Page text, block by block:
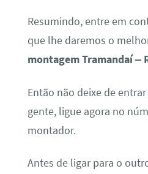
Resumindo, entre em
que lhe daremos o
montagem Tramandaí –
Então não deixe de
gente, ligue agora no
montador.
Antes de ligar para o